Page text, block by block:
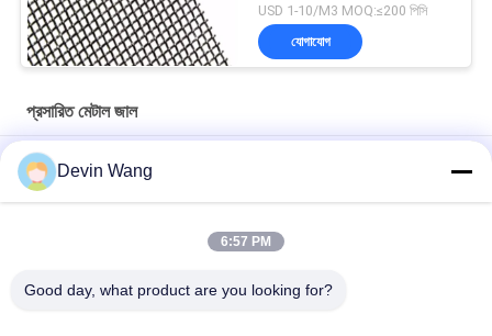
USD 1-10/M3 MOQ:≤200 পিসি
যোগাযোগ
প্রসারিত মেটাল জাল
বিল্ডিং উপাদান ফেসড আচ্ছাদন অ্যালুমিনিয়াম প্রসারিত ধাতব শীট ওয়্যার জাল জন্য করিডোর
সিঁড়ি BaffleDevin Wang
6:57 PM
Good day, what product are you looking for?